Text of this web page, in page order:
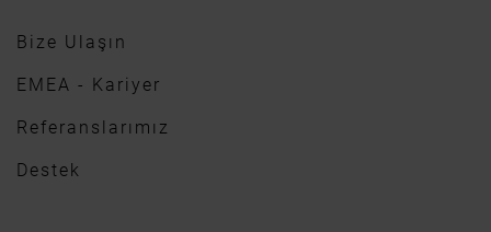
Bize Ulaşın
EMEA - Kariyer
Referanslarımız
Destek